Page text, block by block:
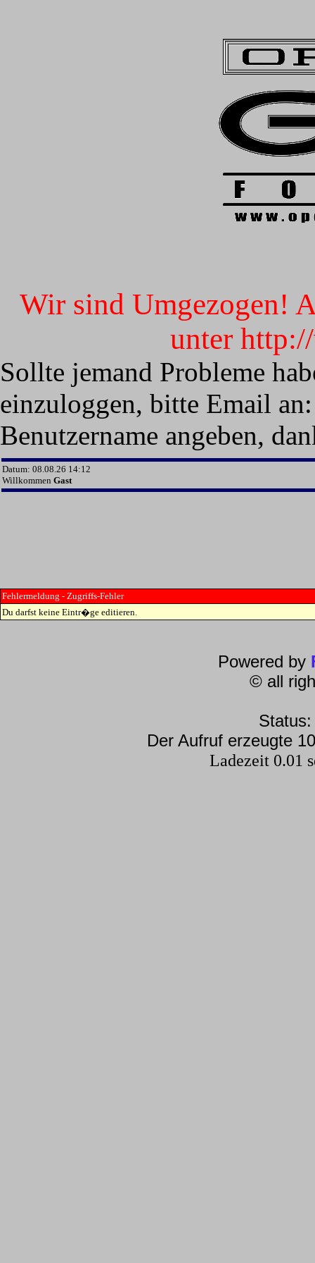
Wir sind Umgezogen!
unter
Sollte jemand Probleme
einzuloggen, bitte Email
Benutzername angeben,
Datum: 08.08.26 14:12
Willkommen Gast
Fehlermeldung - Zugriffs-Fehler
Du darfst keine Eintr�ge editieren.
Powered by
© all
Der Aufruf erzeugte
Ladezeit 0.01